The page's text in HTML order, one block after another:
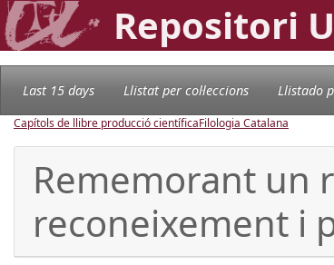
Repositori
Last 15 days Llistat per col·leccions Llistado
Capítols de llibre producció científicaFilologia Catalana
Rememorant un
reconeixement i